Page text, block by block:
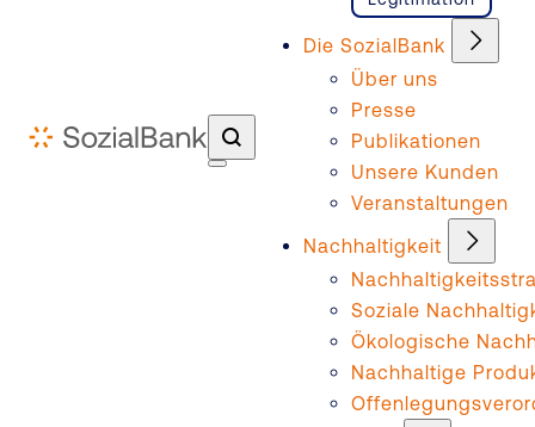
Die SozialBank
Über uns
Presse
Publikationen
Unsere Kunden
Veranstaltungen
Nachhaltigkeit
Soziale
Ökologische
Nachhaltige